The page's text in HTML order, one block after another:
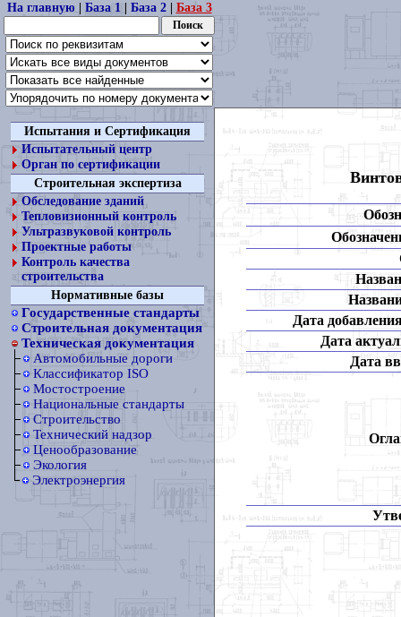
На главную| База 1| База 2| База 3
Испытания и Сертификация
Испытательный центр
Орган по сертификации
Строительная экспертиза
Обследование зданий
Тепловизионный контроль
Ультразвуковой контроль
Проектные работы
Контроль качества
строительства
Нормативные базы
Государственные стандарты
Строительная документация
Техническая документация
Автомобильные дороги
Классификатор ISO
Мостостроение
Национальные стандарты
Строительство
Технический надзор
Ценообразование
Экология
Электроэнергия
Дата
Дата
Дата